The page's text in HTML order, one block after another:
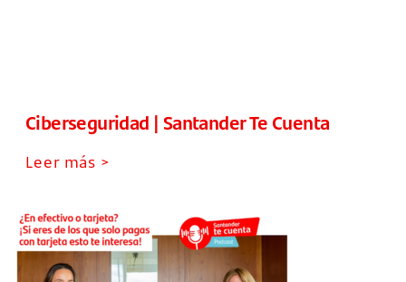
Ciberseguridad | Santander Te Cuenta
Leer más >